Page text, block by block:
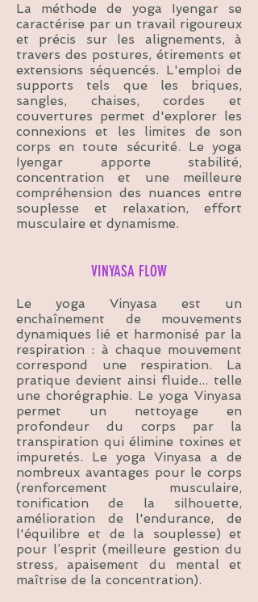
La méthode de yoga Iyengar se
caractérise par un travail rigoureux
et précis sur les alignements, à
travers des postures, étirements et
extensions séquencés. L'emploi de
supports tels que les briques,
sangles, chaises, cordes et
couvertures permet d'explorer les
connexions et les limites de son
corps en toute sécurité. Le yoga
Iyengar apporte stabilité,
concentration et une meilleure
compréhension des nuances entre
souplesse et relaxation, effort
musculaire et dynamisme.
VINYASA FLOW
Le yoga Vinyasa est un
enchaînement de mouvements
dynamiques lié et harmonisé par la
respiration : à chaque mouvement
correspond une respiration. La
pratique devient ainsi fluide... telle
une chorégraphie. Le yoga Vinyasa
permet un nettoyage en
profondeur du corps par la
transpiration qui élimine toxines et
impuretés. Le yoga Vinyasa a de
nombreux avantages pour le corps
(renforcement musculaire,
tonification de la silhouette,
amélioration de l'endurance, de
l'équilibre et de la souplesse) et
pour l’esprit (meilleure gestion du
stress, apaisement du mental et
maîtrise de la concentration).